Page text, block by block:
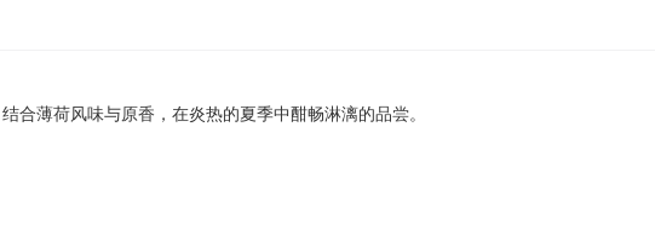
合薄荷风味与原香，在炎热的夏季中酣畅淋漓的品尝。